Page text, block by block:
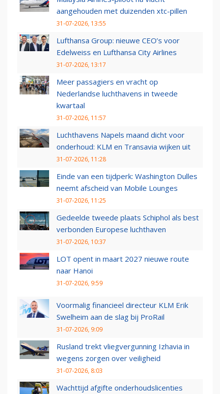
aangehouden met duizenden xtc-pillen
31-07-2026, 13:55
Lufthansa Group: nieuwe CEO’s voor
Edelweiss en Lufthansa City Airlines
31-07-2026, 13:17
Meer passagiers en vracht op
Nederlandse luchthavens in tweede
kwartaal
31-07-2026, 11:57
Luchthavens Napels maand dicht voor
onderhoud: KLM en Transavia wijken uit
31-07-2026, 11:28
Einde van een tijdperk: Washington Dulles
neemt afscheid van Mobile Lounges
31-07-2026, 11:25
Gedeelde tweede plaats Schiphol als best
verbonden Europese luchthaven
31-07-2026, 10:37
LOT opent in maart 2027 nieuwe route
naar Hanoi
31-07-2026, 9:59
Voormalig financieel directeur KLM Erik
Swelheim aan de slag bij ProRail
31-07-2026, 9:09
Rusland trekt vliegvergunning Izhavia in
wegens zorgen over veiligheid
31-07-2026, 8:03
Wachttijd afgifte onderhoudslicenties